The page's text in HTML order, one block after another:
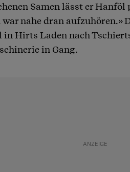
Samen lässt er Hanföl
nahe dran aufzuhören.»
in Hirts Laden nach
in Gang.